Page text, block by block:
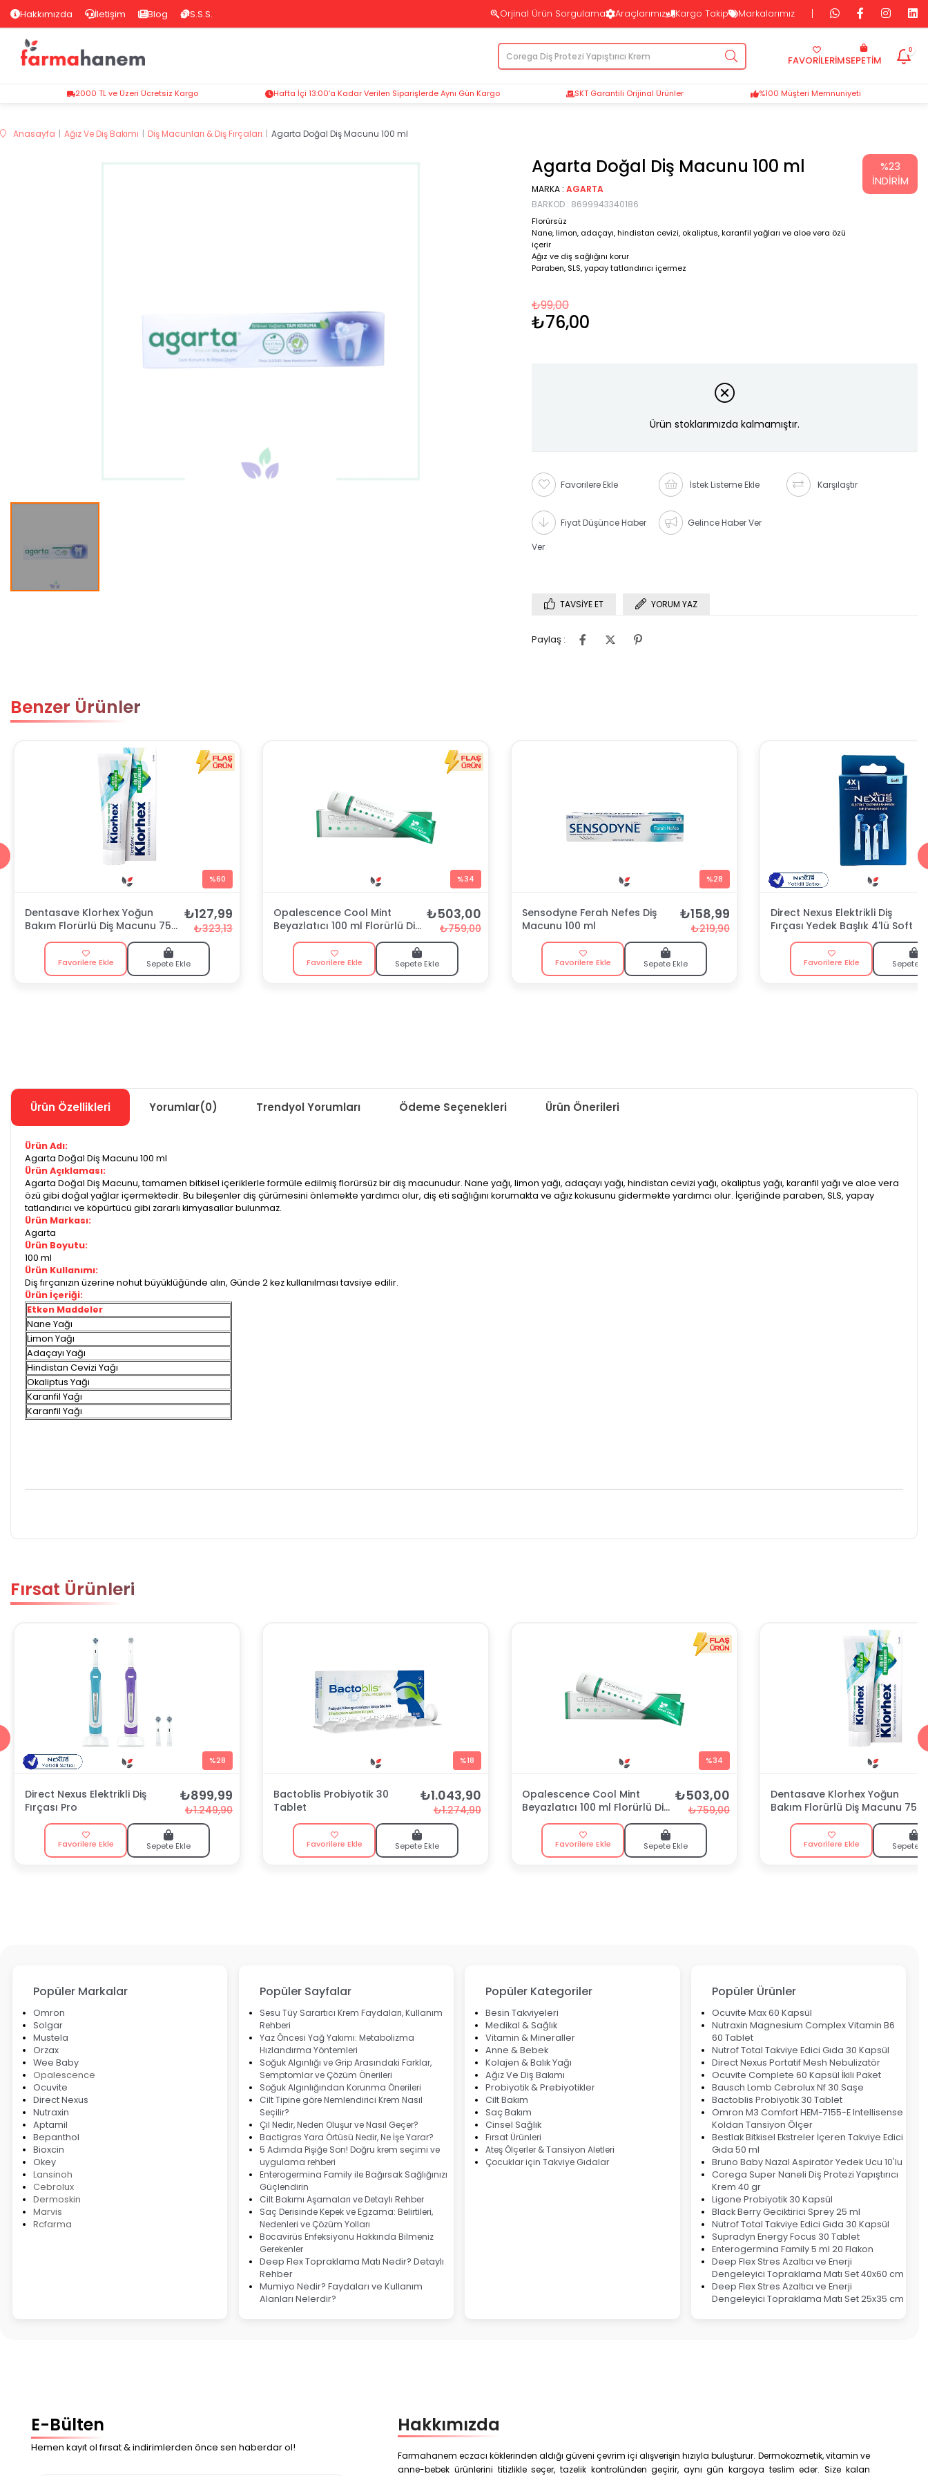
Hakkımızda İletişim Blog S.S.S. Orjinal Ürün Sorgulama Araçlarımız Kargo Takip Markalarımız
SEPETIM
FAVORİLERİM
0
2000 TL ve Üzeri Ücretsiz Kargo Hafta İçi 13:00’a Kadar Verilen Siparişlerde Aynı Gün Kargo SKT Garantili Orijinal Ürünler %100 Müşteri Memnuniyeti
Anasayfa Ağız Ve Diş Bakımı Diş Macunları & Diş Fırçaları Agarta Doğal Diş Macunu 100 ml
Agarta Doğal Diş Macunu 100 ml
MARKA : AGARTA
BARKOD : 8699943340186
Florürsüz
Nane, limon, adaçayı, hindistan cevizi, okaliptus, karanfil yağları ve aloe vera özü
içerir
Ağız ve diş sağlığını korur
Paraben, SLS, yapay tatlandırıcı içermez
₺99,00
₺76,00
%23
İNDIRIM
Ürün stoklarımızda kalmamıştır.
Favorilere Ekle İstek Listeme Ekle Karşılaştır
Fiyat Düşünce Haber
Ver
Gelince Haber Ver
TAVSIYE ET YORUM YAZ
Paylaş :
Benzer Ürünler
%60
Dentasave Klorhex Yoğun
Bakım Florürlü Diş Macunu 75
₺127,99
₺323,13
Favorilere Ekle Sepete Ekle
%34
Opalescence Cool Mint
Beyazlatıcı 100 ml Florürlü Diş
Macunu
₺503,00
₺759,00
Favorilere Ekle Sepete Ekle
%28
Sensodyne Ferah Nefes Diş
Macunu 100 ml
₺158,99
₺219,90
Favorilere Ekle Sepete Ekle
Direct Nexus Elektrikli Diş
Fırçası Yedek Başlık 4'lü Soft
Favorilere Ekle Sepete
Ürün Özellikleri Yorumlar(0) Trendyol Yorumları Ödeme Seçenekleri Ürün Önerileri
Ürün Adı:
Agarta Doğal Diş Macunu 100 ml
Ürün Açıklaması:
Agarta Doğal Diş Macunu, tamamen bitkisel içeriklerle formüle edilmiş florürsüz bir diş macunudur. Nane yağı, limon yağı, adaçayı yağı, hindistan cevizi yağı, okaliptus yağı, karanfil yağı ve aloe vera
özü gibi doğal yağlar içermektedir. Bu bileşenler diş çürümesini önlemekte yardımcı olur, diş eti sağlığını korumakta ve ağız kokusunu gidermekte yardımcı olur. İçeriğinde paraben, SLS, yapay
tatlandırıcı ve köpürtücü gibi zararlı kimyasallar bulunmaz.
Ürün Markası:
Agarta
Ürün Boyutu:
100 ml
Ürün Kullanımı:
Diş fırçanızın üzerine nohut büyüklüğünde alın, Günde 2 kez kullanılması tavsiye edilir.
Ürün İçeriği:
Etken Maddeler
Nane Yağı
Limon Yağı
Adaçayı Yağı
Hindistan Cevizi Yağı
Okaliptus Yağı
Karanfil Yağı
Karanfil Yağı
Fırsat Ürünleri
%28
Direct Nexus Elektrikli Diş
Fırçası Pro
₺899,99
₺1.249,90
Favorilere Ekle Sepete Ekle
%18
Bactoblis Probiyotik 30
Tablet
₺1.043,90
₺1.274,90
Favorilere Ekle Sepete Ekle
%34
Opalescence Cool Mint
Beyazlatıcı 100 ml Florürlü Diş
Macunu
₺503,00
₺759,00
Favorilere Ekle Sepete Ekle
Dentasave Klorhex Yoğun
Bakım Florürlü Diş Macunu 75
Favorilere Ekle Sepete
Popüler Markalar
Omron
Solgar
Mustela
Orzax
Wee Baby
Opalescence
Ocuvite
Direct Nexus
Nutraxin
Aptamil
Bepanthol
Bioxcin
Okey
Lansinoh
Cebrolux
Dermoskin
Marvis
Rcfarma
Popüler Sayfalar
Sesu Tüy Sarartıcı Krem Faydaları, Kullanım
Rehberi
Yaz Öncesi Yağ Yakımı: Metabolizma
Hızlandırma Yöntemleri
Soğuk Algınlığı ve Grip Arasındaki Farklar,
Semptomlar ve Çözüm Önerileri
Soğuk Algınlığından Korunma Önerileri
Cilt Tipine göre Nemlendirici Krem Nasıl
Seçilir?
Çil Nedir, Neden Oluşur ve Nasıl Geçer?
Bactigras Yara Örtüsü Nedir, Ne İşe Yarar?
5 Adımda Pişiğe Son! Doğru krem seçimi ve
uygulama rehberi
Enterogermina Family ile Bağırsak Sağlığınızı
Güçlendirin
Cilt Bakımı Aşamaları ve Detaylı Rehber
Saç Derisinde Kepek ve Egzama: Belirtileri,
Nedenleri ve Çözüm Yolları
Bocavirüs Enfeksiyonu Hakkında Bilmeniz
Gerekenler
Deep Flex Topraklama Matı Nedir? Detaylı
Rehber
Mumiyo Nedir? Faydaları ve Kullanım
Alanları Nelerdir?
Popüler Kategoriler
Besin Takviyeleri
Medikal & Sağlık
Vitamin & Mineraller
Anne & Bebek
Kolajen & Balık Yağı
Ağız Ve Diş Bakımı
Probiyotik & Prebiyotikler
Cilt Bakım
Saç Bakım
Cinsel Sağlık
Fırsat Ürünleri
Ateş Ölçerler & Tansiyon Aletleri
Çocuklar için Takviye Gıdalar
Popüler Ürünler
Ocuvite Max 60 Kapsül
Nutraxin Magnesium Complex Vitamin B6
60 Tablet
Nutrof Total Takviye Edici Gıda 30 Kapsül
Direct Nexus Portatif Mesh Nebulizatör
Ocuvite Complete 60 Kapsül İkili Paket
Bausch Lomb Cebrolux Nf 30 Saşe
Bactoblis Probiyotik 30 Tablet
Omron M3 Comfort HEM-7155-E Intellisense
Koldan Tansiyon Ölçer
Bestlak Bitkisel Ekstreler İçeren Takviye Edici
Gıda 50 ml
Bruno Baby Nazal Aspiratör Yedek Ucu 10'lu
Corega Super Naneli Diş Protezi Yapıştırıcı
Krem 40 gr
Ligone Probiyotik 30 Kapsül
Black Berry Geciktirici Sprey 25 ml
Nutrof Total Takviye Edici Gıda 30 Kapsül
Supradyn Energy Focus 30 Tablet
Enterogermina Family 5 ml 20 Flakon
Deep Flex Stres Azaltıcı ve Enerji
Dengeleyici Topraklama Matı Set 40x60 cm
Deep Flex Stres Azaltıcı ve Enerji
Dengeleyici Topraklama Matı Set 25x35 cm
E-Bülten
Hemen kayıt ol fırsat & indirimlerden önce sen haberdar ol!
Hakkımızda
Farmahanem eczacı köklerinden aldığı güveni çevrim içi alışverişin hızıyla buluşturur. Dermokozmetik, vitamin ve
anne-bebek ürünlerini titizlikle seçer, tazelik kontrolünden geçirir, aynı gün kargoya teslim eder. Size kalan